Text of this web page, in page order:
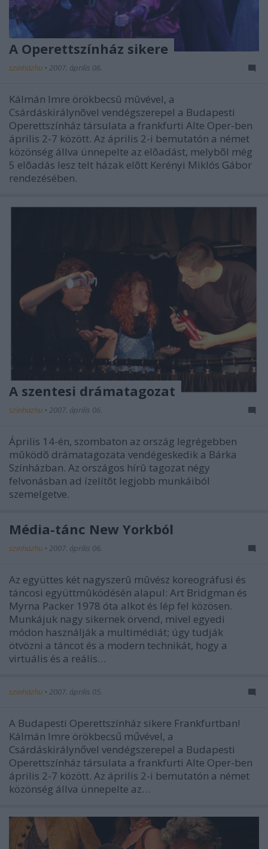
A Operettszínház sikere
szinhazhu • 2007. április 06.
Kálmán Imre örökbecsû mûvével, a
Csárdáskirálynõvel vendégszerepel a Budapesti
Operettszínház társulata a frankfurti Alte Oper-ben
április 2-7 között. Az április 2-i bemutatón a német
közönség állva ünnepelte az elõadást, melybõl még
5 elõadás lesz telt házak elõtt Kerényi Miklós Gábor
rendezésében.
A szentesi drámatagozat
szinhazhu • 2007. április 06.
Április 14-én, szombaton az ország legrégebben
mûködõ drámatagozata vendégeskedik a Bárka
Színházban. Az országos hírû tagozat négy
felvonásban ad ízelítõt legjobb munkáiból
szemelgetve.
Média-tánc New Yorkból
szinhazhu • 2007. április 06.
Az együttes két nagyszerû mûvész koreográfusi és
táncosi együttmûködésén alapul: Art Bridgman és
Myrna Packer 1978 óta alkot és lép fel közösen.
Munkájuk nagy sikernek örvend, mivel egyedi
módon használják a multimédiát; úgy tudják
ötvözni a táncot és a modern technikát, hogy a
virtuális és a reális…
szinhazhu • 2007. április 05.
A Budapesti Operettszínház sikere Frankfurtban!
Kálmán Imre örökbecsű művével, a
Csárdáskirálynővel vendégszerepel a Budapesti
Operettszínház társulata a frankfurti Alte Oper-ben
április 2-7 között. Az április 2-i bemutatón a német
közönség állva ünnepelte az…